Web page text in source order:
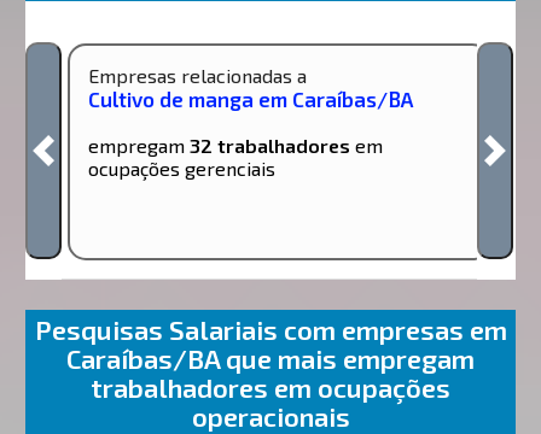
Empresas relacionadas a
Cultivo de manga em Caraíbas/BA
empregam 32 trabalhadores em
ocupações gerenciais
Pesquisas Salariais com empresas em
Caraíbas/BA que mais empregam
trabalhadores em ocupações
operacionais